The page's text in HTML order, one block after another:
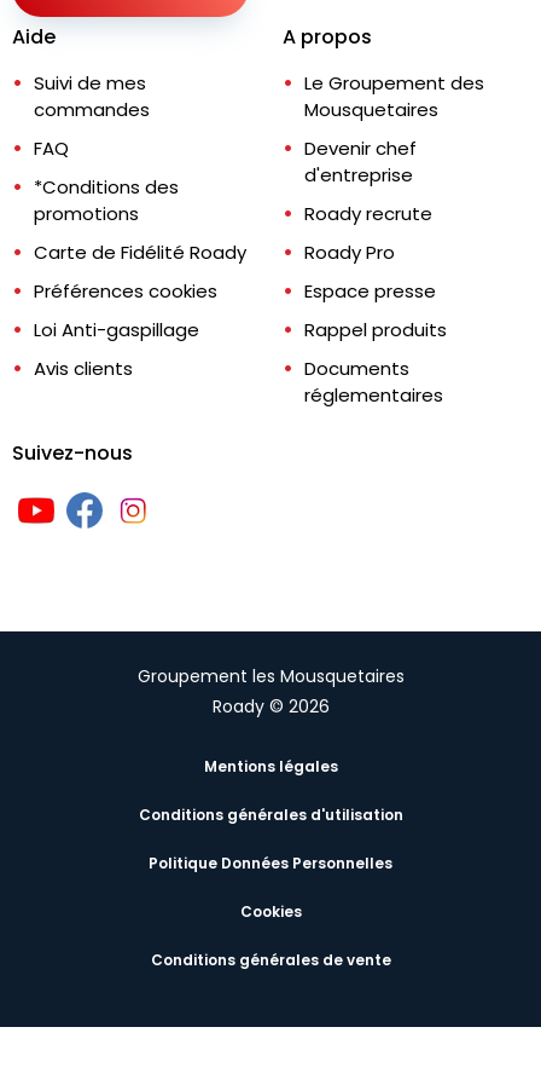
Aide
Suivi de mes
commandes
FAQ
*Conditions des
promotions
Carte de Fidélité Roady
Préférences cookies
Loi Anti-gaspillage
Avis clients
A propos
Le Groupement des
Mousquetaires
Devenir chef
d'entreprise
Roady recrute
Roady Pro
Espace presse
Rappel produits
Documents
réglementaires
Suivez-nous
Groupement les Mousquetaires
Roady © 2026
Mentions légales
Conditions générales d'utilisation
Politique Données Personnelles
Cookies
Conditions générales de vente